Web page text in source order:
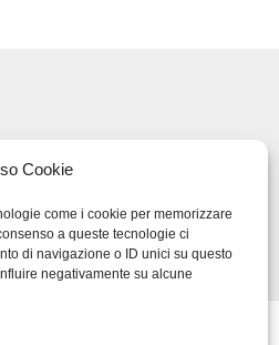
Cookie
come i cookie per memorizzare
a queste tecnologie ci
di navigazione o ID unici su questo
negativamente su alcune